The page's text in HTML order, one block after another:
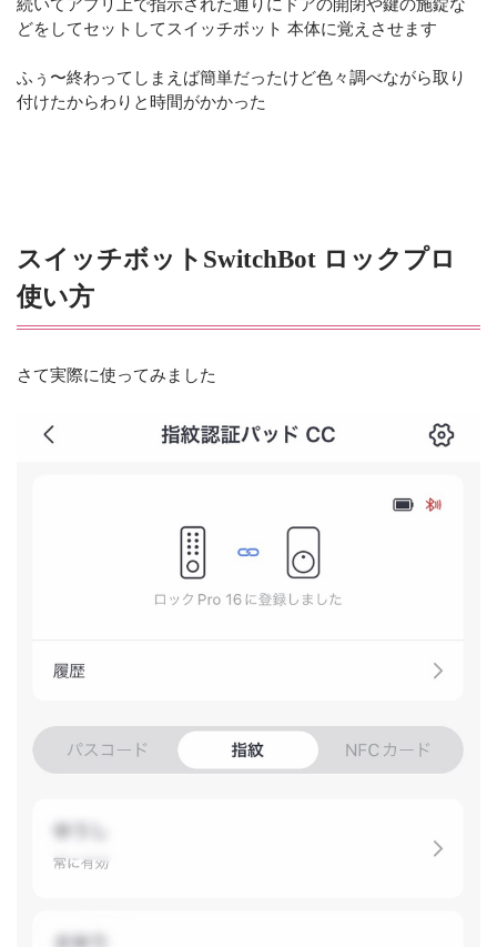
続いてアプリ上で指示された通りにドアの開閉や鍵の施錠な
どをしてセットしてスイッチボット 本体に覚えさせます
ふぅ〜終わってしまえば簡単だったけど色々調べながら取り
付けたからわりと時間がかかった
スイッチボットSwitchBot ロックプロ
使い方
さて実際に使ってみました